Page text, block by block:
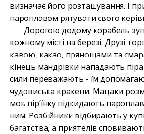
визначає його розташування. І
пароплавом рятувати свого
Дорогою додому корабель
кожному місті на березі. Друзі
кавою, какао, прянощами та
кінець мандрівки нападають
сили переважають - їм
чудовиська кракени. Мацаки
мов пірʼїнку підкидають
ним. Розбійники відбирають у
багатства, а приятелів